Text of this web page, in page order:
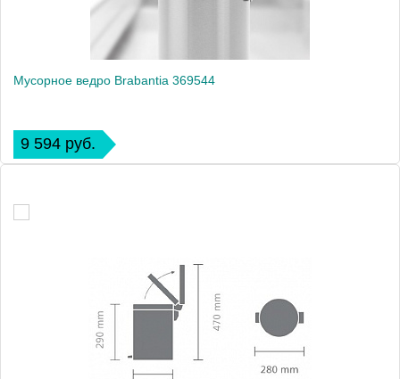
Мусорное ведро Brabantia 369544
9 594 руб.